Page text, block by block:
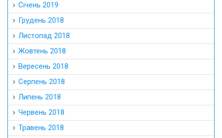
Січень 2019
Грудень 2018
Листопад 2018
Жовтень 2018
Вересень 2018
Серпень 2018
Липень 2018
Червень 2018
Травень 2018